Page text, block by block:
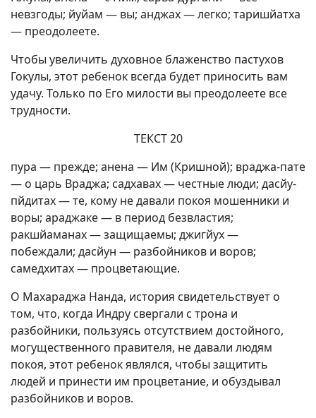
невзгоды; йуйам — вы; анджах — легко; таришйатха
— преодолеете.
Чтобы увеличить духовное блаженство пастухов
Гокулы, этот ребенок всегда будет приносить вам
удачу. Только по Его милости вы преодолеете все
трудности.
ТЕКСТ 20
пура — прежде; анена — Им (Кришной); враджа-пате
— о царь Враджа; садхавах — честные люди; дасйу-
пйдитах — те, кому не давали покоя мошенники и
воры; араджаке — в период безвластия;
ракшйаманах — защищаемы; джигйух —
побеждали; дасйун — разбойников и воров;
самедхитах — процветающие.
О Махараджа Нанда, история свидетельствует о
том, что, когда Индру свергали с трона и
разбойники, пользуясь отсутствием достойного,
могущественного правителя, не давали людям
покоя, этот ребенок являлся, чтобы защитить
людей и принести им процветание, и обуздывал
разбойников и воров.